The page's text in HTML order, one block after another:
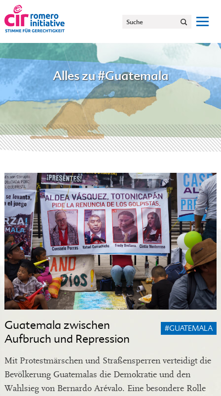
Alles zu #Guatemala
Guatemala zwischen
Aufbruch und Repression
#GUATEMALA
Mit Protestmärschen und Straßensperren verteidigt die
Bevölkerung Guatemalas die Demokratie und den
Wahlsieg von Bernardo Arévalo. Eine besondere Rolle